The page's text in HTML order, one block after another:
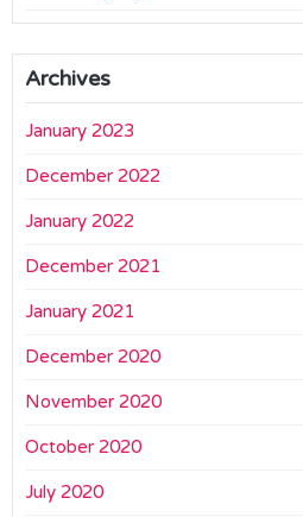
Archives
January 2023
December 2022
January 2022
December 2021
January 2021
December 2020
November 2020
October 2020
July 2020